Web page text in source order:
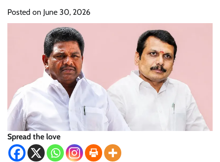
Posted on June 30, 2026
Spread the love